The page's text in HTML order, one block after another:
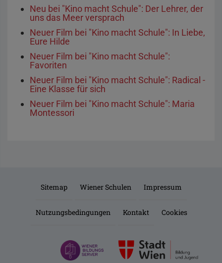
Neu bei "Kino macht Schule": Der Lehrer, der
uns das Meer versprach
Neuer Film bei "Kino macht Schule": In Liebe,
Eure Hilde
Neuer Film bei "Kino macht Schule":
Favoriten
Neuer Film bei "Kino macht Schule": Radical -
Eine Klasse für sich
Neuer Film bei "Kino macht Schule": Maria
Montessori
Sitemap Wiener Schulen Impressum
Nutzungsbedingungen Kontakt Cookies